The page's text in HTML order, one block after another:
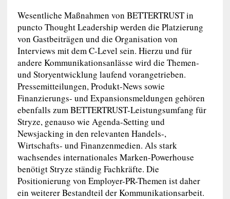
Wesentliche Maßnahmen von BETTERTRUST in
puncto Thought Leadership werden die Platzierung
von Gastbeiträgen und die Organisation von
Interviews mit dem C-Level sein. Hierzu und für
andere Kommunikationsanlässe wird die Themen-
und Storyentwicklung laufend vorangetrieben.
Pressemitteilungen, Produkt-News sowie
Finanzierungs- und Expansionsmeldungen gehören
ebenfalls zum BETTERTRUST-Leistungsumfang für
Stryze, genauso wie Agenda-Setting und
Newsjacking in den relevanten Handels-,
Wirtschafts- und Finanzenmedien. Als stark
wachsendes internationales Marken-Powerhouse
benötigt Stryze ständig Fachkräfte. Die
Positionierung von Employer-PR-Themen ist daher
ein weiterer Bestandteil der Kommunikationsarbeit.